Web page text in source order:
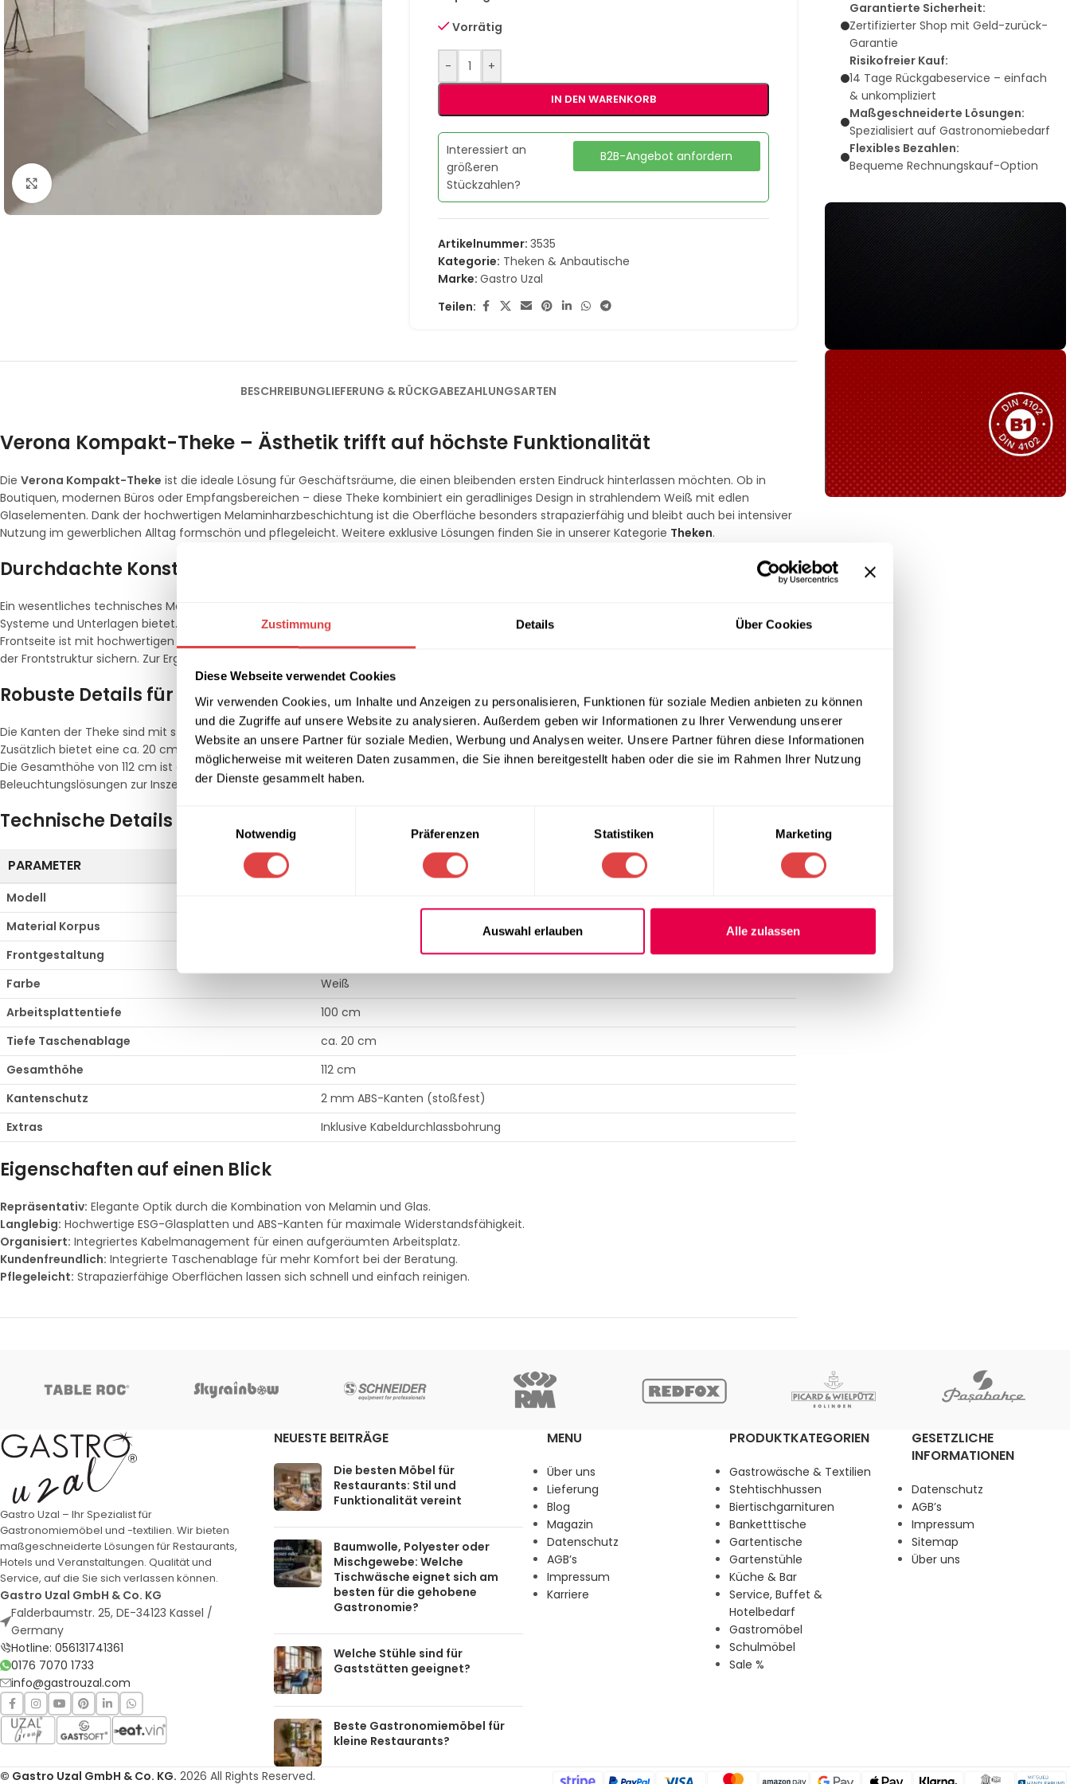
Zustimmung Details Über Cookies
Diese Webseite verwendet Cookies
Wir verwenden Cookies, um Inhalte und Anzeigen zu personalisieren, Funktionen für soziale Medien anbieten zu können
und die Zugriffe auf unsere Website zu analysieren. Außerdem geben wir Informationen zu Ihrer Verwendung unserer
Website an unsere Partner für soziale Medien, Werbung und Analysen weiter. Unsere Partner führen diese Informationen
möglicherweise mit weiteren Daten zusammen, die Sie ihnen bereitgestellt haben oder die sie im Rahmen Ihrer Nutzung
der Dienste gesammelt haben.
Notwendig
Präferenzen Statistiken Marketing
Auswahl erlauben Alle zulassen
Klick zum Vergrößern
Vorrätig
- +
IN DEN WARENKORB
Interessiert an
größeren
Stückzahlen?
B2B-Angebot anfordern
Artikelnummer:3535
Kategorie: Theken & Anbautische
Marke:Gastro Uzal
Teilen:
BESCHREIBUNGLIEFERUNG & RÜCKGABEZAHLUNGSARTEN
Verona Kompakt-Theke – Ästhetik trifft auf höchste Funktionalität
Die Verona Kompakt-Theke ist die ideale Lösung für Geschäftsräume, die einen bleibenden ersten Eindruck hinterlassen möchten. Ob in
Boutiquen, modernen Büros oder Empfangsbereichen – diese Theke kombiniert ein geradliniges Design in strahlendem Weiß mit edlen
Glaselementen. Dank der hochwertigen Melaminharzbeschichtung ist die Oberfläche besonders strapazierfähig und bleibt auch bei intensiver
Nutzung im gewerblichen Alltag formschön und pflegeleicht. Weitere exklusive Lösungen finden Sie in unserer Kategorie Theken.
Durchdachte Konstruktion für effizientes Arbeiten
Ein wesentliches technisches Merkmal der Verona Theke ist die großzügige Arbeitsplattentiefe von 100 cm, die ausreichend Platz für EDV-
Systeme und Unterlagen bietet. Integrierte Kabeldurchlassbohrungen sorgen dabei für eine ordentliche und dezente Kabelführung. Die
Frontseite ist mit hochwertigen
der Frontstruktur sichern. Zur Ergänzung Ihrer Büro- oder Ladenfläche empfehlen wir unsere Auswahl im Bereich
Robuste Details für den professionellen Einsatz
Die Kanten der Theke sind mit stoßfesten 2 mm starken ABS-Kanten versehen, um vor täglicher mechanischer Abnutzung zu schützen.
Zusätzlich bietet eine ca. 20 cm tiefe Taschenablage Ihren Besuchern und Kunden einen komfortablen Abstellplatz während der Interaktion.
Die Gesamthöhe von 112 cm ist ergonomisch optimiert, um eine angenehme Kommunikation im Stehen zu ermöglichen. Passende
Beleuchtungslösungen zur Inszenierung Ihres Empfangsbereichs finden Sie zudem unter
Technische Details im Überblick
PARAMETER
Modell
Material Korpus
Holz mit Melaminharzbeschichtung
Frontgestaltung
ESG-Sicherheitsglas
Farbe
Weiß
Arbeitsplattentiefe
100 cm
Tiefe Taschenablage
ca. 20 cm
Gesamthöhe
112 cm
Kantenschutz
2 mm ABS-Kanten (stoßfest)
Extras
Inklusive Kabeldurchlassbohrung
Eigenschaften auf einen Blick
Repräsentativ: Elegante Optik durch die Kombination von Melamin und Glas.
Langlebig: Hochwertige ESG-Glasplatten und ABS-Kanten für maximale Widerstandsfähigkeit.
Organisiert: Integriertes Kabelmanagement für einen aufgeräumten Arbeitsplatz.
Kundenfreundlich: Integrierte Taschenablage für mehr Komfort bei der Beratung.
Pflegeleicht: Strapazierfähige Oberflächen lassen sich schnell und einfach reinigen.
Garantierte Sicherheit:
Zertifizierter Shop mit Geld-zurück-
Garantie
Risikofreier Kauf:
14 Tage Rückgabeservice – einfach
& unkompliziert
Maßgeschneiderte Lösungen:
Spezialisiert auf Gastronomiebedarf
Flexibles Bezahlen:
Bequeme Rechnungskauf-Option
Sie haben nicht das passende
Produkt gefunden?
Wir helfen Ihnen gerne weiter!
produkten
Gastro Uzal – Ihr Spezialist für
Gastronomiemöbel und -textilien. Wir bieten
maßgeschneiderte Lösungen für Restaurants,
Hotels und Veranstaltungen. Qualität und
Service, auf die Sie sich verlassen können.
Gastro Uzal GmbH & Co. KG
Falderbaumstr. 25, DE-34123 Kassel /
Germany
Hotline: 056131741361
0176 7070 1733
info@gastrouzal.com
NEUESTE BEITRÄGE
Die besten Möbel für
Restaurants: Stil und
Funktionalität vereint
Baumwolle, Polyester oder
Mischgewebe: Welche
Tischwäsche eignet sich am
besten für die gehobene
Gastronomie?
Welche Stühle sind für
Gaststätten geeignet?
Beste Gastronomiemöbel für
kleine Restaurants?
MENU
Über uns
Lieferung
Blog
Magazin
Datenschutz
AGB’s
Impressum
Karriere
PRODUKTKATEGORIEN
Gastrowäsche & Textilien
Stehtischhussen
Biertischgarnituren
Banketttische
Gartentische
Gartenstühle
Küche & Bar
Service, Buffet &
Hotelbedarf
Gastromöbel
Schulmöbel
Sale %
GESETZLICHE
INFORMATIONEN
Datenschutz
AGB’s
Impressum
Sitemap
Über uns
© Gastro Uzal GmbH & Co. KG. 2026 All Rights Reserved.